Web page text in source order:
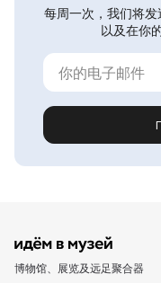
每周一次，我们将发
以及在你
博物馆、展览及远足聚合器